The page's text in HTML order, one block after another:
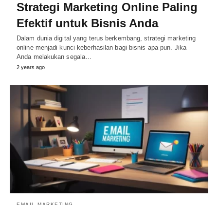
Strategi Marketing Online Paling
Efektif untuk Bisnis Anda
Dalam dunia digital yang terus berkembang, strategi marketing
online menjadi kunci keberhasilan bagi bisnis apa pun. Jika
Anda melakukan segala…
2 years ago